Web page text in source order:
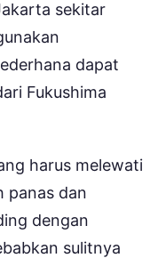
sekitar
dapat
Fukushima
harus melewati
panas dan
dengan
sulitnya